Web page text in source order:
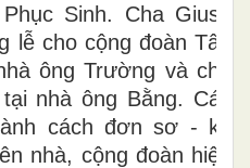
Sinh. Cha Giuse
lễ cho cộng đoàn Tân
ông Trường và cho
nhà ông Bằng. Các
cách đơn sơ - kê
nhà, cộng đoàn hiệp